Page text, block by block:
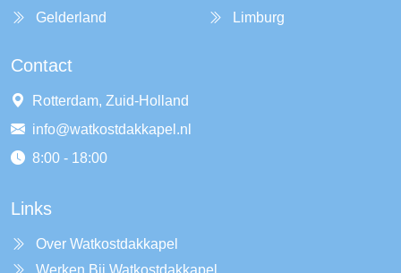
Gelderland
Limburg
Contact
Rotterdam, Zuid-Holland
info@watkostdakkapel.nl
8:00 - 18:00
Links
Over Watkostdakkapel
Werken Bij Watkostdakkapel